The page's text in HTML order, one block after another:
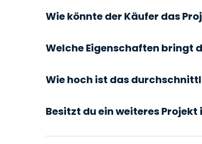
Wie könnte der Käufer das
Welche Eigenschaften bringt
Wie hoch ist das
Besitzt du ein weiteres